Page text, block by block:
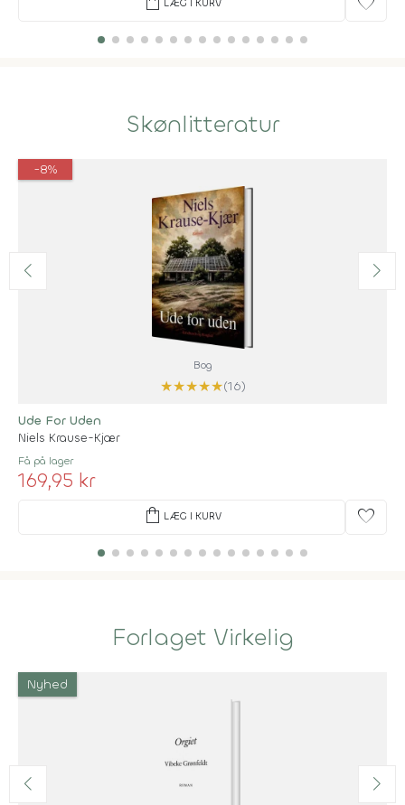
LÆG I KURV
Skønlitteratur
-8%
Bog
★★★★★(16)
Ude For Uden
Niels Krause-Kjær
Få på lager
169,95 kr
shopping_bag LÆG I KURV favorite
Forlaget Virkelig
Nyhed